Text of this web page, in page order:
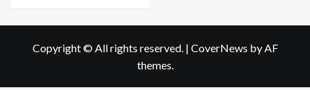
Copyright © All rights reserved. | CoverNews by AF
themes.